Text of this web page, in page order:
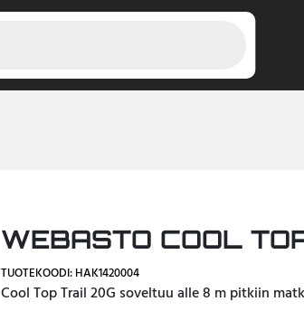
WEBASTO COOL
TUOTEKOODI: HAK1420004
Cool Top Trail 20G soveltuu alle 8 m pitkiin